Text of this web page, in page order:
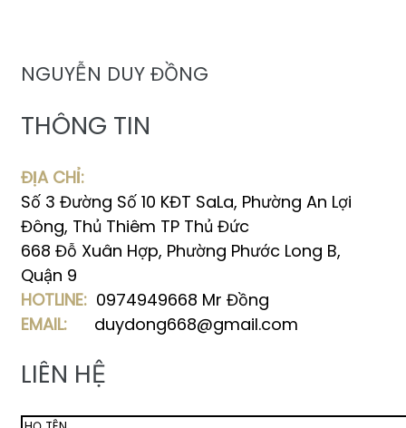
NGUYỄN DUY ĐỒNG
THÔNG TIN
ĐỊA CHỈ:
Số 3 Đường Số 10 KĐT SaLa, Phường An Lợi
Đông, Thủ Thiêm TP Thủ Đức
668 Đỗ Xuân Hợp, Phường Phước Long B,
Quận 9
HOTLINE: 0974949668 Mr Đồng
EMAIL: duydong668@gmail.com
LIÊN HỆ